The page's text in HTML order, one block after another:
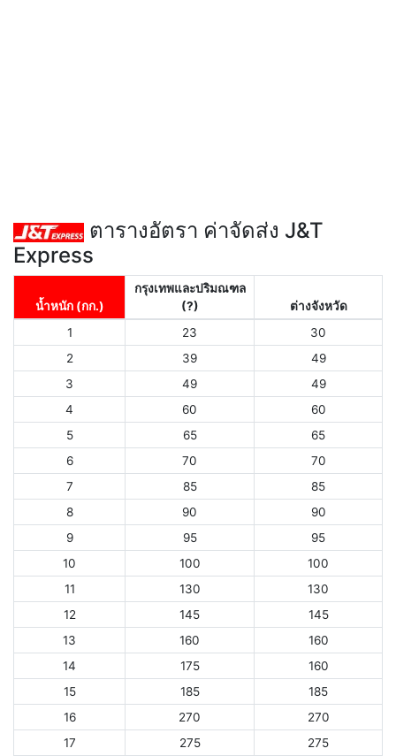
ตารางอัตรา ค่าจัดส่ง J&T
Express
น้ำหนัก (กก.)
กรุงเทพและปริมณฑล
(?)
ต่างจังหวัด
1
23
30
2
39
49
3
49
49
4
60
60
5
65
65
6
70
70
7
85
85
8
90
90
9
95
95
10
100
100
11
130
130
12
145
145
13
160
160
14
175
160
15
185
185
16
270
270
17
275 275